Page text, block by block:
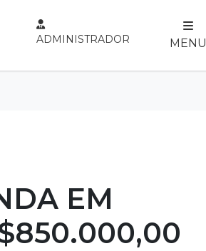
ADMINISTRADOR MENU
EM